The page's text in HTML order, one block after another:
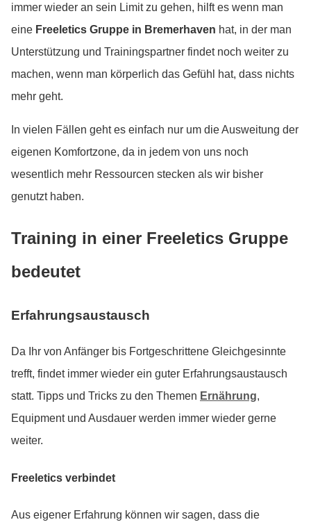
immer wieder an sein Limit zu gehen, hilft es wenn man
eine Freeletics Gruppe in Bremerhaven hat, in der man
Unterstützung und Trainingspartner findet noch weiter zu
machen, wenn man körperlich das Gefühl hat, dass nichts
mehr geht.
In vielen Fällen geht es einfach nur um die Ausweitung der
eigenen Komfortzone, da in jedem von uns noch
wesentlich mehr Ressourcen stecken als wir bisher
genutzt haben.
Training in einer Freeletics Gruppe
bedeutet
Erfahrungsaustausch
Da Ihr von Anfänger bis Fortgeschrittene Gleichgesinnte
trefft, findet immer wieder ein guter Erfahrungsaustausch
statt. Tipps und Tricks zu den Themen Ernährung,
Equipment und Ausdauer werden immer wieder gerne
weiter.
Freeletics verbindet
Aus eigener Erfahrung können wir sagen, dass die